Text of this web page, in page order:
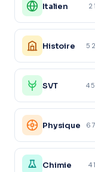
Italien 2
Histoire 5
SVT 4
Physique 6
Chimie 4